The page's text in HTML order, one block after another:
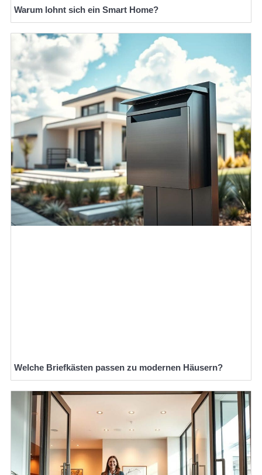
Warum lohnt sich ein Smart Home?
Welche Briefkästen passen zu modernen Häusern?